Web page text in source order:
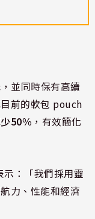
，並同時保有高續
前的軟包 pouch
50% ，有效簡化
：「我們採用靈
力、性能和經濟